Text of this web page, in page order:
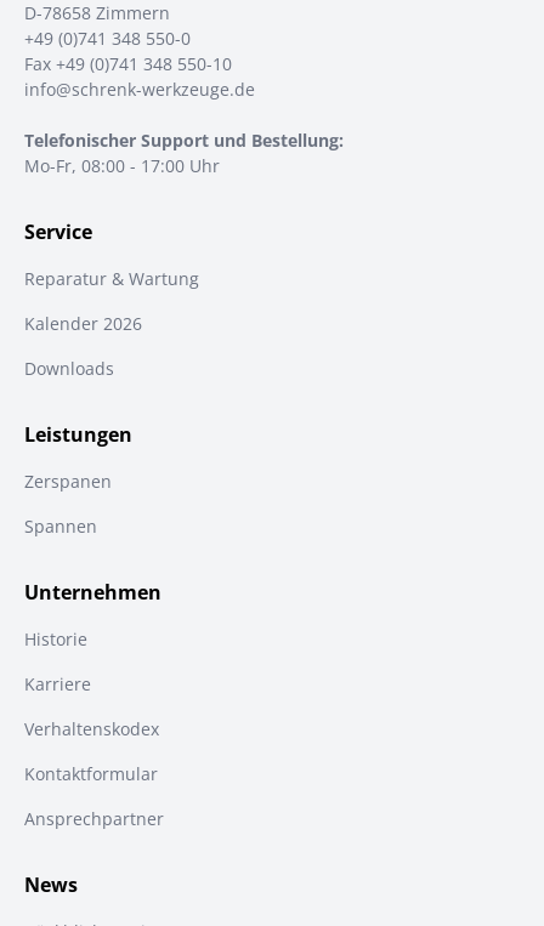
D-78658 Zimmern
+49 (0)741 348 550-0
Fax +49 (0)741 348 550-10
info@schrenk-werkzeuge.de
Telefonischer Support und Bestellung:
Mo-Fr, 08:00 - 17:00 Uhr
Service
Reparatur & Wartung
Kalender 2026
Downloads
Leistungen
Zerspanen
Spannen
Unternehmen
Historie
Karriere
Verhaltenskodex
Kontaktformular
Ansprechpartner
News